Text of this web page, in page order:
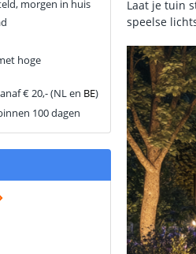
morgen in huis
hoge
€ 20,- (NL en BE)
100 dagen
Laat je tuin
speelse